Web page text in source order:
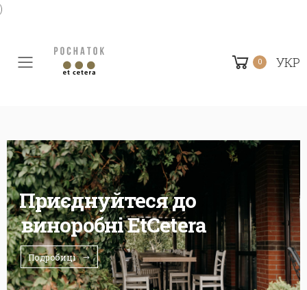
)
Toggle mobile menu 0 УКР
Приєднуйтеся до
виноробні EtCetera
Подробиці